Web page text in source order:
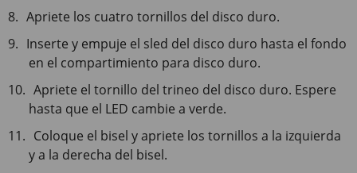
Apriete los cuatro tornillos del disco duro.
Inserte y empuje el sled del disco duro hasta el fondo
en el compartimiento para disco duro.
Apriete el tornillo del trineo del disco duro. Espere
hasta que el LED cambie a verde.
Coloque el bisel y apriete los tornillos a la izquierda
y a la derecha del bisel.